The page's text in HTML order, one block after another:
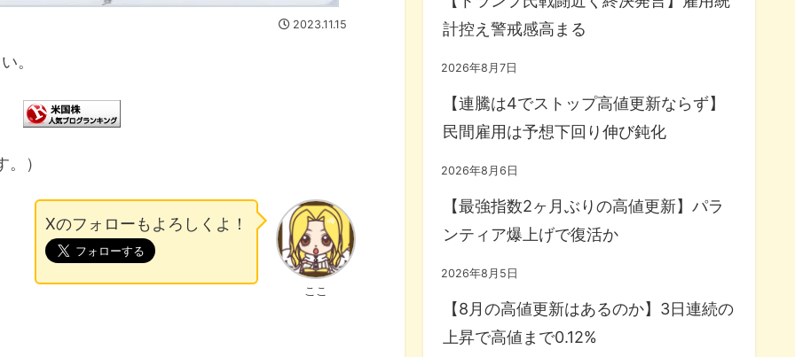
2023.11.15
。
）
ここ
Xのフォローもよろしくよ！
計控え警戒感高まる
2026年8月7日
【連騰は4でストップ高値更新ならず】
民間雇用は予想下回り伸び鈍化
2026年8月6日
【最強指数2ヶ月ぶりの高値更新】パラ
ンティア爆上げで復活か
2026年8月5日
【8月の高値更新はあるのか】3日連続の
上昇で高値まで0.12%